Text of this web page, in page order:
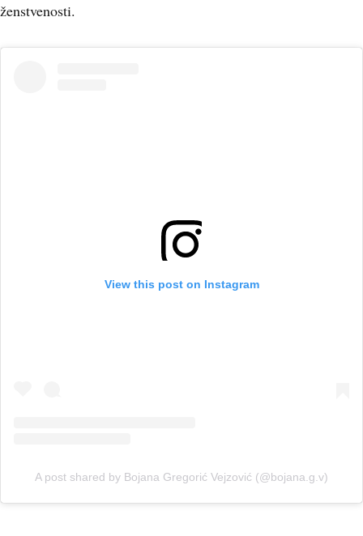
ženstvenosti.
View this post on Instagram
A post shared by Bojana Gregorić Vejzović (@bojana.g.v)